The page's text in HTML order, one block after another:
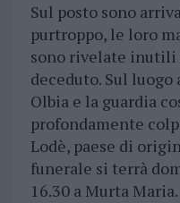
Sul posto sono
purtroppo, le loro
sono rivelate inutili
deceduto. Sul
Olbia e la guardia
profondamente
Lodè, paese di
funerale si terrà
16.30 a Murta Maria.